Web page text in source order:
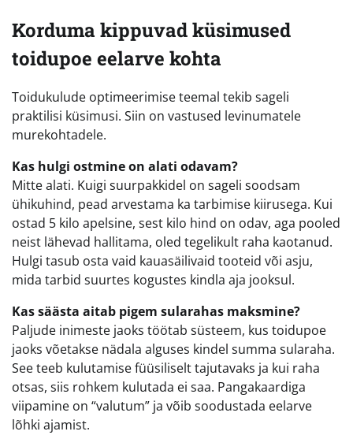
Korduma kippuvad küsimused
toidupoe eelarve kohta
Toidukulude optimeerimise teemal tekib sageli
praktilisi küsimusi. Siin on vastused levinumatele
murekohtadele.
Kas hulgi ostmine on alati odavam?
Mitte alati. Kuigi suurpakkidel on sageli soodsam
ühikuhind, pead arvestama ka tarbimise kiirusega. Kui
ostad 5 kilo apelsine, sest kilo hind on odav, aga pooled
neist lähevad hallitama, oled tegelikult raha kaotanud.
Hulgi tasub osta vaid kauasäilivaid tooteid või asju,
mida tarbid suurtes kogustes kindla aja jooksul.
Kas säästa aitab pigem sularahas maksmine?
Paljude inimeste jaoks töötab süsteem, kus toidupoe
jaoks võetakse nädala alguses kindel summa sularaha.
See teeb kulutamise füüsiliselt tajutavaks ja kui raha
otsas, siis rohkem kulutada ei saa. Pangakaardiga
viipamine on “valutum” ja võib soodustada eelarve
lõhki ajamist.